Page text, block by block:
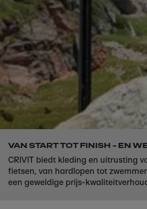
VAN START TOT FINISH – EN
CRIVIT biedt kleding en uitrusting
fietsen, van hardlopen tot
een geweldige prijs-